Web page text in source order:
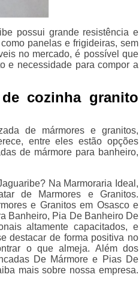
possui grande resistência e
panelas e frigideiras, sem
no mercado, é possível que
e necessidade para compor a
cozinha granito
de mármores e granitos,
entre eles estão opções
de mármore para banheiro,
Na Marmoraria Ideal,
de Marmores e Granitos.
e Granitos em Osasco e
Banheiro, Pia De Banheiro De
altamente capacitados, e
destacar de forma positiva no
o que almeja. Além dos
De Mármore e Pias De
mais sobre nossa empresa.